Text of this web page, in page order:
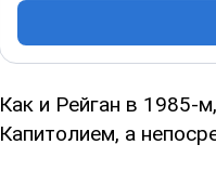
Как и Рейган в 1985-
Капитолием, а